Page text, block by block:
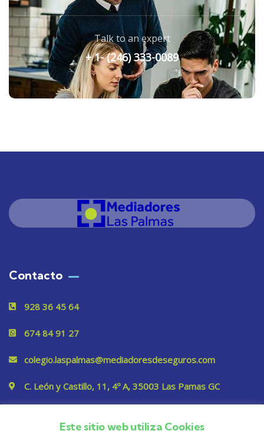
Talk to an expert
+ 1- (246) 333-0089
Contacto
928 36 45 64
674 84 91 27
colegio.laspalmas@mediadoresdeseguros.com
C. León y Castillo, 11, 4º A, 35003 Las Pamas GC
Este sitio web utiliza Cookies